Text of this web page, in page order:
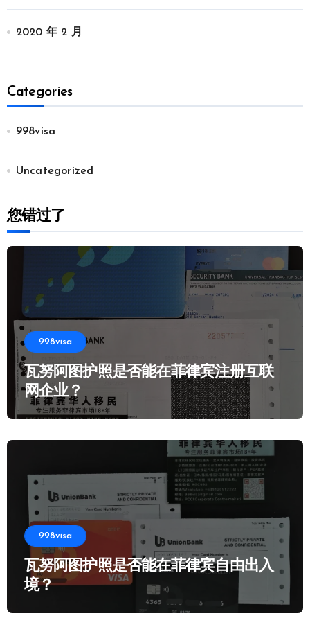
2020 年 2 月
Categories
998visa
Uncategorized
您错过了
998visa
瓦努阿图护照是否能在菲律宾注册互联
网企业？
998visa
瓦努阿图护照是否能在菲律宾自由出入
境？